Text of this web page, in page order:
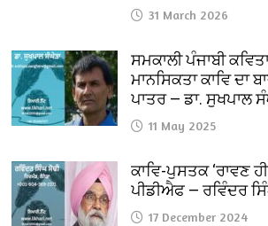
31 March 2026
ਸਮਕਾਲੀ ਪੰਜਾਬੀ
ਮਾਨਸਿਕਤਾ ਕਾਵਿ ਦਾ
ਪਾਤਰ — ਡਾ. ਸੁਖਪਾਲ
11 May 2025
ਕਾਵਿ-ਪੁਸਤਕ ‘ਰਾਵਣ
ਪੀਡੀਐਫ — ਰਵਿੰਦਰ
17 December 2024